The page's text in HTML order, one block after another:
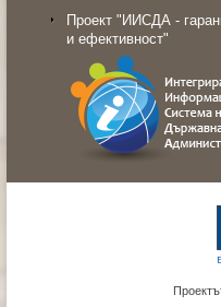
Проект "ИИСДА -
и ефективност"